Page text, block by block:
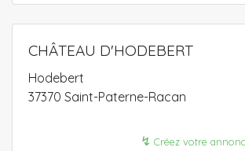
CHÂTEAU D'HODEBERT
Hodebert
37370 Saint-Paterne-Racan
↯ Créez votre